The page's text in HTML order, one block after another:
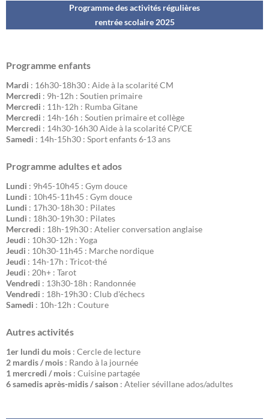
Programme des activités régulières
rentrée scolaire 2025
Programme enfants
Mardi : 16h30-18h30 : Aide à la scolarité CM
Mercredi : 9h-12h : Soutien primaire
Mercredi : 11h-12h : Rumba Gitane
Mercredi : 14h-16h : Soutien primaire et collège
Mercredi : 14h30-16h30 Aide à la scolarité CP/CE
Samedi : 14h-15h30 : Sport enfants 6-13 ans
Programme adultes et ados
Lundi : 9h45-10h45 : Gym douce
Lundi : 10h45-11h45 : Gym douce
Lundi : 17h30-18h30 : Pilates
Lundi : 18h30-19h30 : Pilates
Mercredi : 18h-19h30 : Atelier conversation anglaise
Jeudi : 10h30-12h : Yoga
Jeudi : 10h30-11h45 : Marche nordique
Jeudi : 14h-17h : Tricot-thé
Jeudi : 20h+ : Tarot
Vendredi : 13h30-18h : Randonnée
Vendredi : 18h-19h30 : Club d'échecs
Samedi : 10h-12h : Couture
Autres activités
1er lundi du mois : Cercle de lecture
2 mardis / mois : Rando à la journée
1 mercredi / mois : Cuisine partagée
6 samedis après-midis / saison : Atelier sévillane ados/adultes